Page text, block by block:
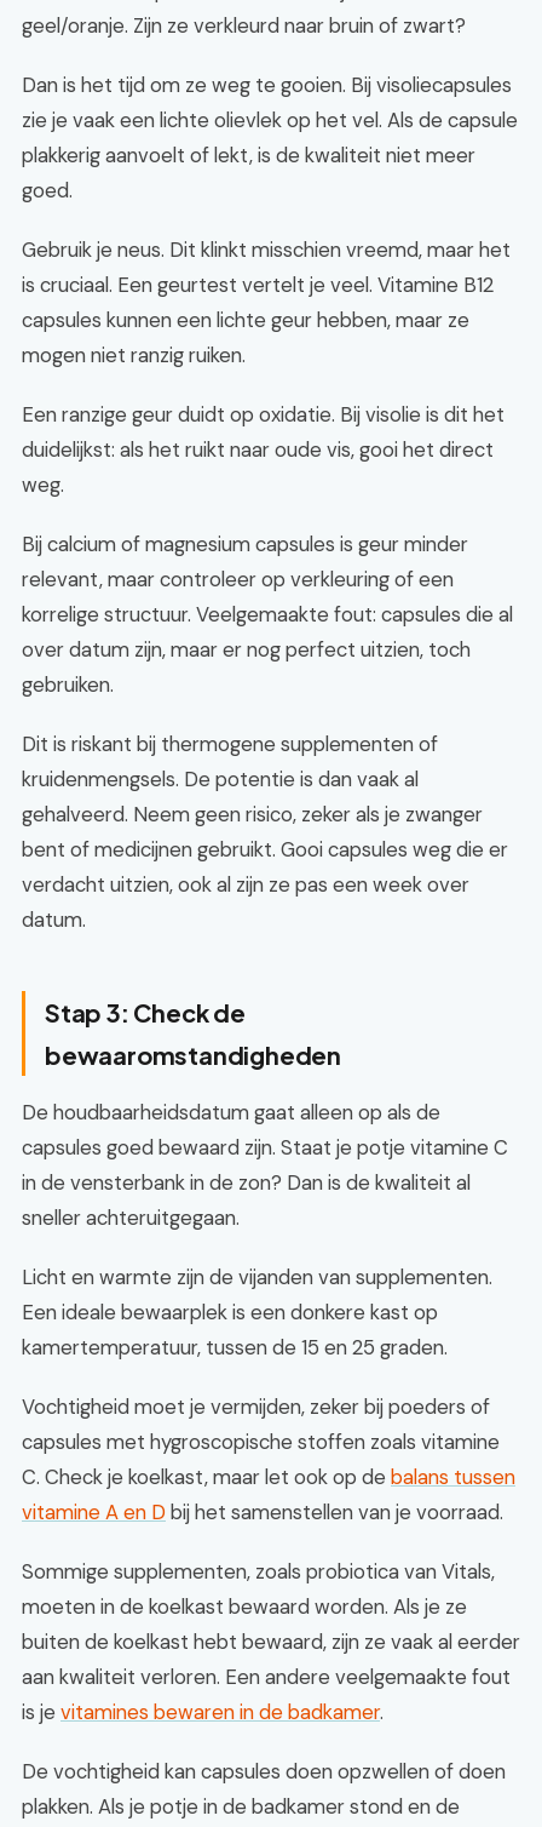
geel/oranje. Zijn ze verkleurd naar bruin of zwart?
Dan is het tijd om ze weg te gooien. Bij visoliecapsules
zie je vaak een lichte olievlek op het vel. Als de capsule
plakkerig aanvoelt of lekt, is de kwaliteit niet meer
goed.
Gebruik je neus. Dit klinkt misschien vreemd, maar het
is cruciaal. Een geurtest vertelt je veel. Vitamine B12
capsules kunnen een lichte geur hebben, maar ze
mogen niet ranzig ruiken.
Een ranzige geur duidt op oxidatie. Bij visolie is dit het
duidelijkst: als het ruikt naar oude vis, gooi het direct
weg.
Bij calcium of magnesium capsules is geur minder
relevant, maar controleer op verkleuring of een
korrelige structuur. Veelgemaakte fout: capsules die al
over datum zijn, maar er nog perfect uitzien, toch
gebruiken.
Dit is riskant bij thermogene supplementen of
kruidenmengsels. De potentie is dan vaak al
gehalveerd. Neem geen risico, zeker als je zwanger
bent of medicijnen gebruikt. Gooi capsules weg die er
verdacht uitzien, ook al zijn ze pas een week over
datum.
Stap 3: Check de
bewaaromstandigheden
De houdbaarheidsdatum gaat alleen op als de
capsules goed bewaard zijn. Staat je potje vitamine C
in de vensterbank in de zon? Dan is de kwaliteit al
sneller achteruitgegaan.
Licht en warmte zijn de vijanden van supplementen.
Een ideale bewaarplek is een donkere kast op
kamertemperatuur, tussen de 15 en 25 graden.
Vochtigheid moet je vermijden, zeker bij poeders of
capsules met hygroscopische stoffen zoals vitamine
C. Check je koelkast, maar let ook op de balans tussen
vitamine A en D bij het samenstellen van je voorraad.
Sommige supplementen, zoals probiotica van Vitals,
moeten in de koelkast bewaard worden. Als je ze
buiten de koelkast hebt bewaard, zijn ze vaak al eerder
aan kwaliteit verloren. Een andere veelgemaakte fout
is je vitamines bewaren in de badkamer.
De vochtigheid kan capsules doen opzwellen of doen
plakken. Als je potje in de badkamer stond en de